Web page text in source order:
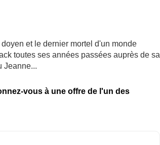
et le dernier mortel d'un monde
toutes ses années passées auprès de sa
Jeanne...
vous à une offre de l'un des